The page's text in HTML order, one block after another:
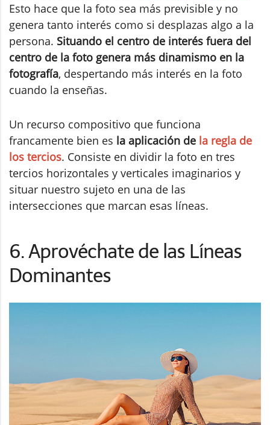
Esto hace que la foto sea más previsible y no
genera tanto interés como si desplazas algo a la
persona. Situando el centro de interés fuera del
centro de la foto genera más dinamismo en la
fotografía, despertando más interés en la foto
cuando la enseñas.
Un recurso compositivo que funciona
francamente bien es la aplicación de la regla de
los tercios. Consiste en dividir la foto en tres
tercios horizontales y verticales imaginarios y
situar nuestro sujeto en una de las
intersecciones que marcan esas líneas.
6. Aprovéchate de las Líneas
Dominantes